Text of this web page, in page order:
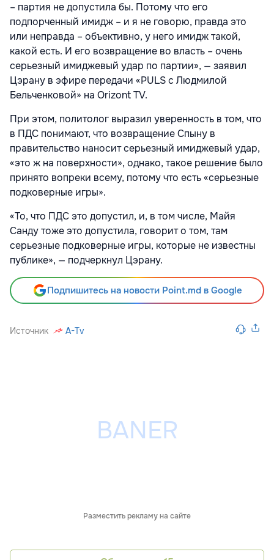
– партия не допустила бы. Потому что его
подпорченный имидж – и я не говорю, правда это
или неправда – объективно, у него имидж такой,
какой есть. И его возвращение во власть – очень
серьезный имиджевый удар по партии», — заявил
Цэрану в эфире передачи «PULS с Людмилой
Бельченковой» на Orizont TV.
При этом, политолог выразил уверенность в том, что
в ПДС понимают, что возвращение Спыну в
правительство наносит серьезный имиджевый удар,
«это ж на поверхности», однако, такое решение было
принято вопреки всему, потому что есть «серьезные
подковерные игры».
«То, что ПДС это допустил, и, в том числе, Майя
Санду тоже это допустила, говорит о том, там
серьезные подковерные игры, которые не известны
публике», — подчеркнул Цэрану.
Подпишитесь на новости Point.md в Google
Источник A-Tv
Разместить рекламу на сайте